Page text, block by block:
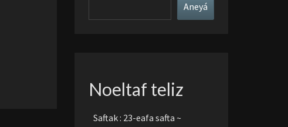
Aneyá
Noeltaf teliz
Saftak : 23-eafa safta ~